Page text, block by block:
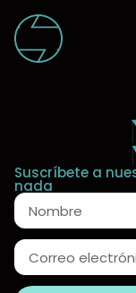
Suscríbete a
nada